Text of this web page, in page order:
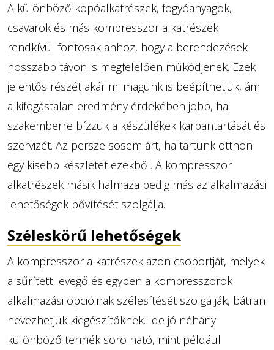
A különböző kopóalkatrészek, fogyóanyagok,
csavarok és más kompresszor alkatrészek
rendkívül fontosak ahhoz, hogy a berendezések
hosszabb távon is megfelelően működjenek. Ezek
jelentős részét akár mi magunk is beépíthetjük, ám
a kifogástalan eredmény érdekében jobb, ha
szakemberre bízzuk a készülékek karbantartását és
szervizét. Az persze sosem árt, ha tartunk otthon
egy kisebb készletet ezekből. A kompresszor
alkatrészek másik halmaza pedig más az alkalmazási
lehetőségek bővítését szolgálja.
Széleskörű lehetőségek
A kompresszor alkatrészek azon csoportját, melyek
a sűrített levegő és egyben a kompresszorok
alkalmazási opcióinak szélesítését szolgálják, bátran
nevezhetjük kiegészítőknek. Ide jó néhány
különböző termék sorolható, mint például